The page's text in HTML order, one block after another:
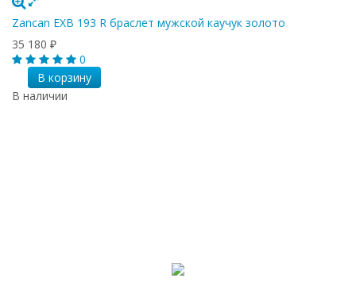
Zancan EXB 193 R браслет мужской каучук золото
35 180 ₽
0
В корзину
В наличии